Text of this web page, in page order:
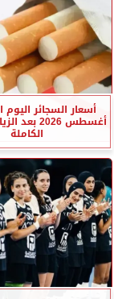
أغسطس 2026
الكاملة